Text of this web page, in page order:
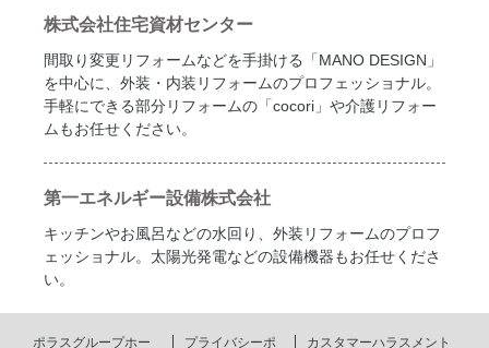
株式会社住宅資材センター
間取り変更リフォームなどを手掛ける「MANO DESIGN」
を中心に、外装・内装リフォームのプロフェッショナル。
手軽にできる部分リフォームの「cocori」や介護リフォー
ムもお任せください。
第一エネルギー設備株式会社
キッチンやお風呂などの水回り、外装リフォームのプロフ
ェッショナル。太陽光発電などの設備機器もお任せくださ
い。
ポラスグループホー プライバシーポ カスタマーハラスメント